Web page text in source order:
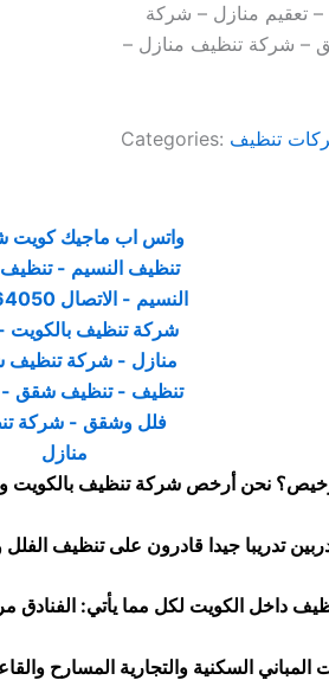
تعقيم منازل – شركة
– شركة تنظيف منازل –
Categories: تنظيف
نحن أرخص شركة تنظيف بالكويت
داخل الكويت لكل مما يأتي: الفنادق
المباني السكنية والتجارية المسارح